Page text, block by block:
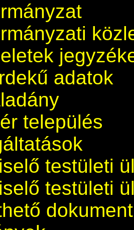
adatok
település
testületi
testületi